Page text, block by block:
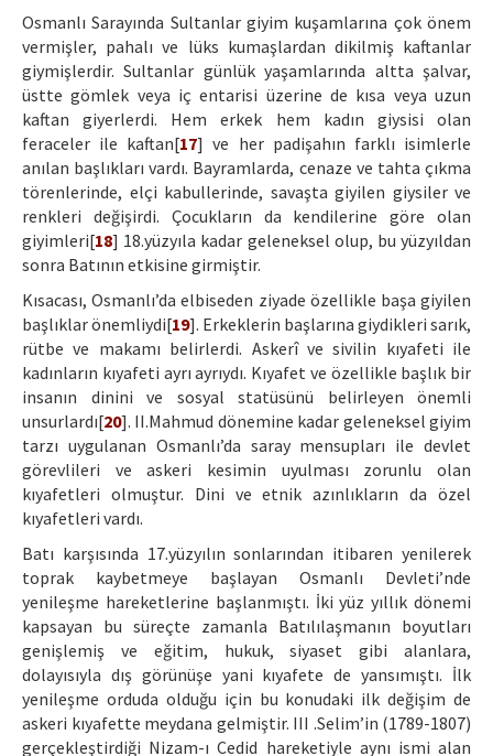
Osmanlı Sarayında Sultanlar giyim kuşamlarına çok önem
vermişler, pahalı ve lüks kumaşlardan dikilmiş kaftanlar
giymişlerdir. Sultanlar günlük yaşamlarında altta şalvar,
üstte gömlek veya iç entarisi üzerine de kısa veya uzun
kaftan giyerlerdi. Hem erkek hem kadın giysisi olan
feraceler ile kaftan[17] ve her padişahın farklı isimlerle
anılan başlıkları vardı. Bayramlarda, cenaze ve tahta çıkma
törenlerinde, elçi kabullerinde, savaşta giyilen giysiler ve
renkleri değişirdi. Çocukların da kendilerine göre olan
giyimleri[18] 18.yüzyıla kadar geleneksel olup, bu yüzyıldan
sonra Batının etkisine girmiştir.
Kısacası, Osmanlı’da elbiseden ziyade özellikle başa giyilen
başlıklar önemliydi[19]. Erkeklerin başlarına giydikleri sarık,
rütbe ve makamı belirlerdi. Askerî ve sivilin kıyafeti ile
kadınların kıyafeti ayrı ayrıydı. Kıyafet ve özellikle başlık bir
insanın dinini ve sosyal statüsünü belirleyen önemli
unsurlardı[20]. II.Mahmud dönemine kadar geleneksel giyim
tarzı uygulanan Osmanlı’da saray mensupları ile devlet
görevlileri ve askeri kesimin uyulması zorunlu olan
kıyafetleri olmuştur. Dini ve etnik azınlıkların da özel
kıyafetleri vardı.
Batı karşısında 17.yüzyılın sonlarından itibaren yenilerek
toprak kaybetmeye başlayan Osmanlı Devleti’nde
yenileşme hareketlerine başlanmıştı. İki yüz yıllık dönemi
kapsayan bu süreçte zamanla Batılılaşmanın boyutları
genişlemiş ve eğitim, hukuk, siyaset gibi alanlara,
dolayısıyla dış görünüşe yani kıyafete de yansımıştı. İlk
yenileşme orduda olduğu için bu konudaki ilk değişim de
askeri kıyafette meydana gelmiştir. III .Selim’in (1789-1807)
gerçekleştirdiği Nizam-ı Cedid hareketiyle aynı ismi alan